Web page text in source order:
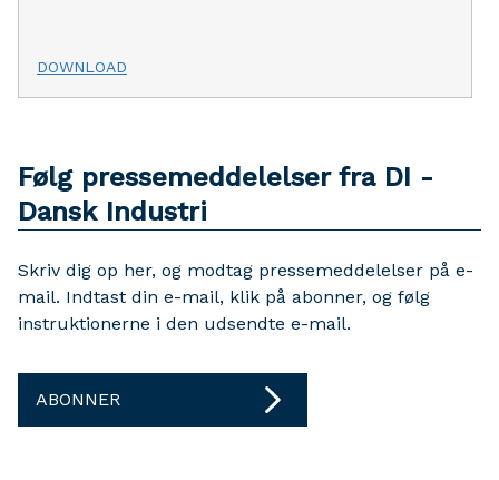
DOWNLOAD
Følg pressemeddelelser fra DI -
Dansk Industri
Skriv dig op her, og modtag pressemeddelelser på e-
mail. Indtast din e-mail, klik på abonner, og følg
instruktionerne i den udsendte e-mail.
ABONNER